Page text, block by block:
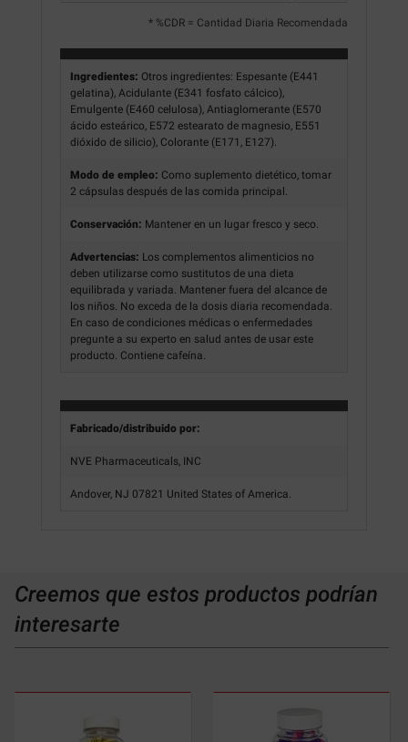
* %CDR = Cantidad Diaria Recomendada
Ingredientes: Otros ingredientes: Espesante (E441
gelatina), Acidulante (E341 fosfato cálcico),
Emulgente (E460 celulosa), Antiaglomerante (E570
ácido esteárico, E572 estearato de magnesio, E551
dióxido de silicio), Colorante (E171, E127).
Modo de empleo: Como suplemento dietético, tomar
2 cápsulas después de las comida principal.
Conservación: Mantener en un lugar fresco y seco.
Advertencias: Los complementos alimenticios no
deben utilizarse como sustitutos de una dieta
equilibrada y variada. Mantener fuera del alcance de
los niños. No exceda de la dosis diaria recomendada.
En caso de condiciones médicas o enfermedades
pregunte a su experto en salud antes de usar este
producto. Contiene cafeína.
Fabricado/distribuido por:
NVE Pharmaceuticals, INC
Andover, NJ 07821 United States of America.
Creemos que estos productos podrían
interesarte